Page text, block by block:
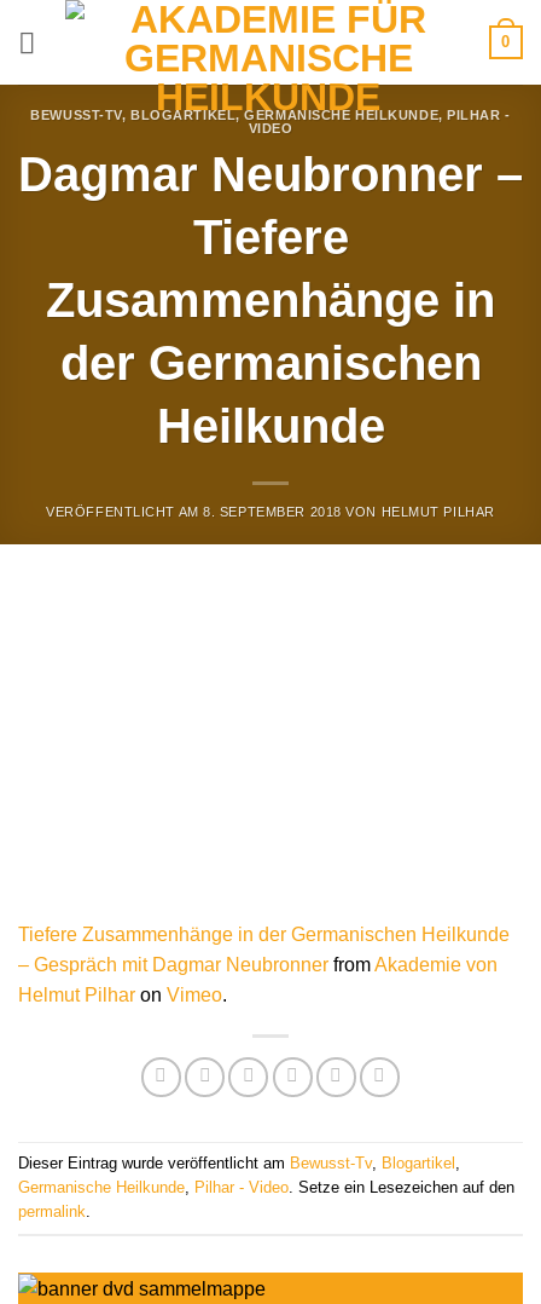
0
BEWUSST-TV,BLOGARTIKEL,GERMANISCHE HEILKUNDE,PILHAR -
VIDEO
Dagmar Neubronner –
Tiefere
Zusammenhänge in
der Germanischen
Heilkunde
VERÖFFENTLICHT AM8. SEPTEMBER 2018 VON HELMUT PILHAR
Tiefere Zusammenhänge in der Germanischen Heilkunde
– Gespräch mit Dagmar Neubronner fromAkademie von
Helmut Pilhar on Vimeo.
Dieser Eintrag wurde veröffentlicht am Bewusst-Tv, Blogartikel
Germanische Heilkunde
Pilhar - Video . Setze ein Lesezeichen auf den
permalink